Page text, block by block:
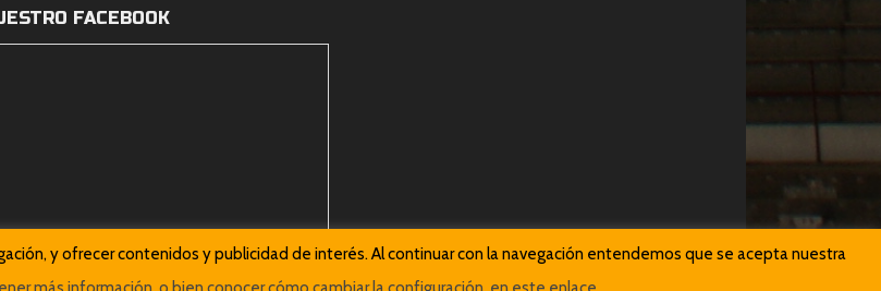
FACEBOOK
y ofrecer contenidos y publicidad de interés. Al continuar con la navegación entendemos que se acepta nuestra